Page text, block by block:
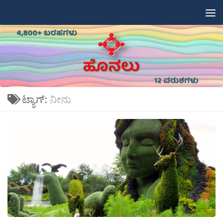
ಟ್ಯಾಗ್: ನೀನು